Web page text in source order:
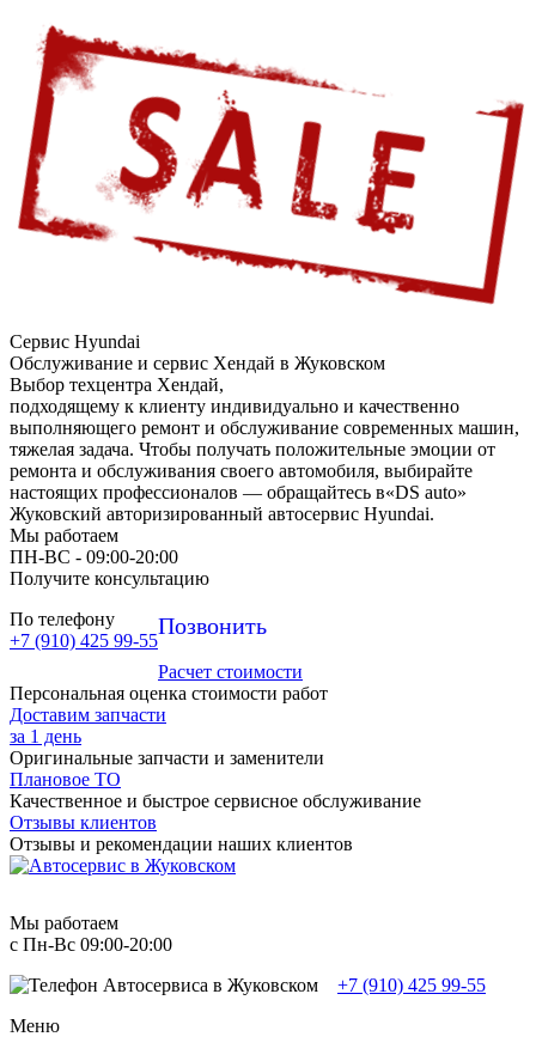
Сервис Hyundai
Обслуживание и сервис Хендай в Жуковском
Выбор техцентра Хендай,
подходящему к клиенту индивидуально и качественно
выполняющего ремонт и обслуживание современных машин,
тяжелая задача. Чтобы получать положительные эмоции от
ремонта и обслуживания своего автомобиля, выбирайте
настоящих профессионалов — обращайтесь в«DS auto»
Жуковский авторизированный автосервис Hyundai.
Мы работаем
ПН-ВC - 09:00-20:00
Получите консультацию
По телефону
+7 (910) 425 99-55
Позвонить
Расчет стоимости
Персональная оценка стоимости работ
Доставим запчасти
за 1 день
Оригинальные запчасти и заменители
Плановое ТО
Качественное и быстрое сервисное обслуживание
Отзывы клиентов
Отзывы и рекомендации наших клиентов
Мы работаем
с Пн-Вc 09:00-20:00
+7 (910) 425 99-55
Меню